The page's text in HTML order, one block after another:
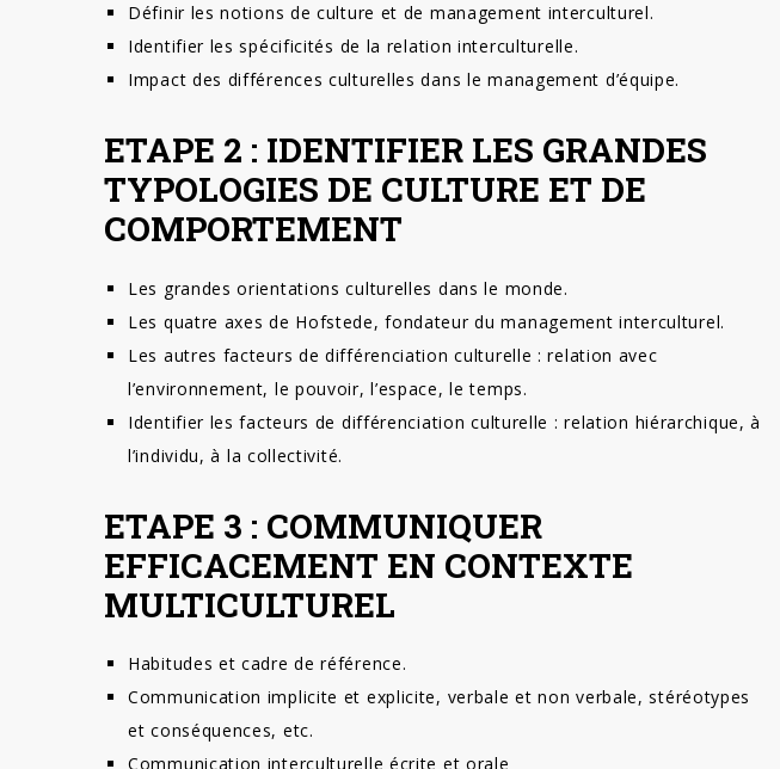
Définir les notions de culture et de management interculturel.
Identifier les spécificités de la relation interculturelle.
Impact des différences culturelles dans le management d’équipe.
ETAPE 2 : IDENTIFIER LES GRANDES
TYPOLOGIES DE CULTURE ET DE
COMPORTEMENT
Les grandes orientations culturelles dans le monde.
Les quatre axes de Hofstede, fondateur du management interculturel.
Les autres facteurs de différenciation culturelle : relation avec
l’environnement, le pouvoir, l’espace, le temps.
Identifier les facteurs de différenciation culturelle : relation hiérarchique, à
l’individu, à la collectivité.
ETAPE 3 : COMMUNIQUER
EFFICACEMENT EN CONTEXTE
MULTICULTUREL
Habitudes et cadre de référence.
Communication implicite et explicite, verbale et non verbale, stéréotypes
et conséquences, etc.
Communication interculturelle écrite et orale